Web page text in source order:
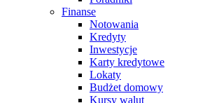
Finanse
Notowania
Kredyty
Inwestycje
Karty kredytowe
Lokaty
Budżet domowy
Kursy walut